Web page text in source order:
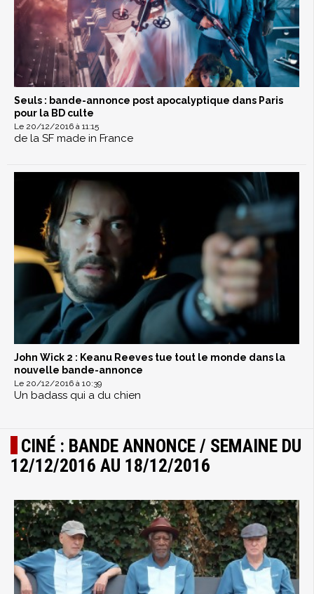
Seuls : bande-annonce post apocalyptique dans Paris
pour la BD culte
Le 20/12/2016 à 11:15
de la SF made in France
John Wick 2 : Keanu Reeves tue tout le monde dans la
nouvelle bande-annonce
Le 20/12/2016 à 10:39
Un badass qui a du chien
CINÉ : BANDE ANNONCE / SEMAINE DU
12/12/2016 AU 18/12/2016